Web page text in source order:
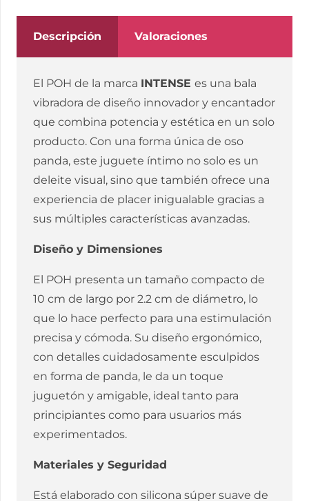
USB
cantidad
Descripción Valoraciones
El POH de la marca INTENSE es una bala
vibradora de diseño innovador y encantador
que combina potencia y estética en un solo
producto. Con una forma única de oso
panda, este juguete íntimo no solo es un
deleite visual, sino que también ofrece una
experiencia de placer inigualable gracias a
sus múltiples características avanzadas.
Diseño y Dimensiones
El POH presenta un tamaño compacto de
10 cm de largo por 2.2 cm de diámetro, lo
que lo hace perfecto para una estimulación
precisa y cómoda. Su diseño ergonómico,
con detalles cuidadosamente esculpidos
en forma de panda, le da un toque
juguetón y amigable, ideal tanto para
principiantes como para usuarios más
experimentados.
Materiales y Seguridad
Está elaborado con silicona súper suave de